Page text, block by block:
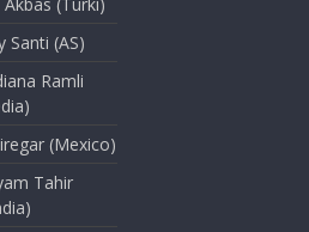
Akbas (Turki)
Santi (AS)
Ramli
(Mexico)
Tahir